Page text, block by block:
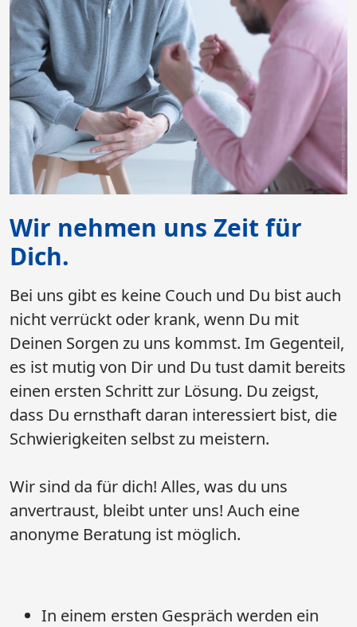
Wir nehmen uns Zeit für
Dich.
​​​​​​​Bei uns gibt es keine Couch und Du bist auch
nicht verrückt oder krank, wenn Du mit
Deinen Sorgen zu uns kommst. Im Gegenteil,
es ist mutig von Dir und Du tust damit bereits
einen ersten Schritt zur Lösung. Du zeigst,
dass Du ernsthaft daran interessiert bist, die
Schwierigkeiten selbst zu meistern.
​​​​​​​Wir sind da für dich! Alles, was du uns
anvertraust, bleibt unter uns! Auch eine
anonyme Beratung ist möglich.
In einem ersten Gespräch werden ein